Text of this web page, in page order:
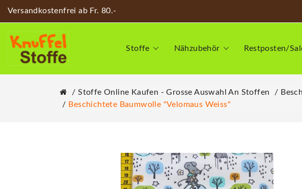
Versandkostenfrei ab Fr. 80.-
Stoffe Nähzubehör Restposten/
Stoffe Online Kaufen - Grosse Auswahl An Stoffen
Beschichtete Baumwolle "Velomaus Weiss"